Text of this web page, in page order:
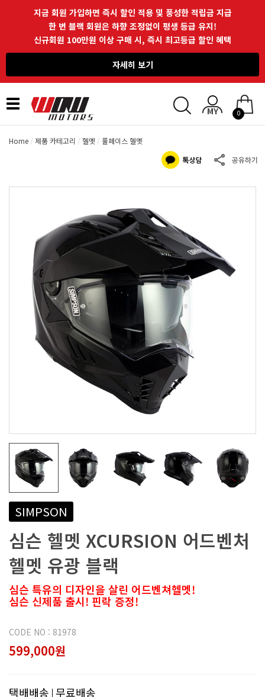
지금 회원 가입하면 즉시 할인 적용 및 풍성한 적립금 지급
한 번 블랙 회원은 하향 조정없이 평생 등급 유지!
신규회원 100만원 이상 구매 시, 즉시 최고등급 할인 혜택
자세히 보기
Toggle
navigation
0
Home 제품 카테고리 헬멧 풀페이스 헬멧
SIMPSON
심슨 헬멧 XCURSION 어드벤처
헬멧 유광 블랙
심슨 특유의 디자인을 살린 어드벤쳐헬멧!
심슨 신제품 출시! 핀락 증정!
CODE NO : 81978
599,000원
택배배송 무료배송